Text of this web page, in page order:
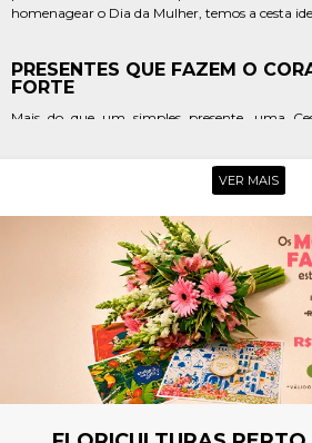
homenagear o Dia da Mulher, temos a cesta
PRESENTES QUE FAZEM O
FORTE
Mais do que um simples presente, uma
experiência sensorial única,
celebrações memoráveis e repletas de carinho.
OPÇÕES PARA CELEBRAR,
Nossas Cestas de café da manhã são a
Do agradecimento sincero ao acolhimento
passando pela alegria de uma celebração,
alternativas completas e saborosas,
fortalecer laços em Cachoeira do Sul.
POR QUE ESCOLHER
FLORES EM
VER MAIS